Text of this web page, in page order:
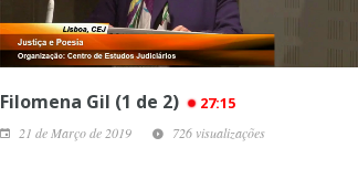
Filomena Gil (1 de 2) 27:15
21 de Março de 2019 726 visualizações